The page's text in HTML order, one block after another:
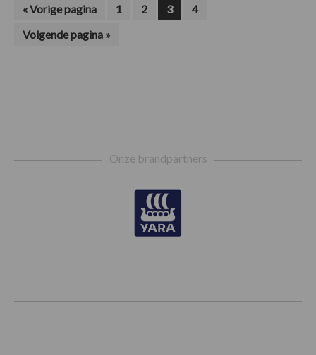
«Ga
Vorige pagina Pagina
1 Pagina
2 Pagina
3 Pagina
4
Ga
naar
Volgende pagina »
Onze brandpartners